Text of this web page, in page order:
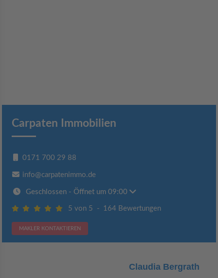
Carpaten Immobilien
0171 700 29 88
info@carpatenimmo.de
Geschlossen - Öffnet um 09:00
5 von 5 - 164 Bewertungen
MAKLER KONTAKTIEREN
Claudia Bergrath